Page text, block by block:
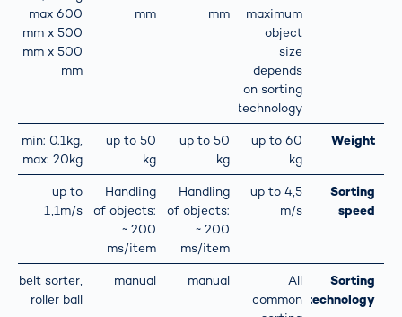
maximum
object
size
depends
on sorting
technology
mm
mm
max 600
mm x 500
mm x 500
mm
Weight
up to 60
kg
up to 50
kg
up to 50
kg
min: 0.1kg,
max: 20kg
Sorting
speed
up to 4,5
m/s
Handling
of objects:
~ 200
ms/item
Handling
of objects:
~ 200
ms/item
up to
1,1m/s
Sorting
technology
All
common
manual
manual
belt sorter,
roller ball